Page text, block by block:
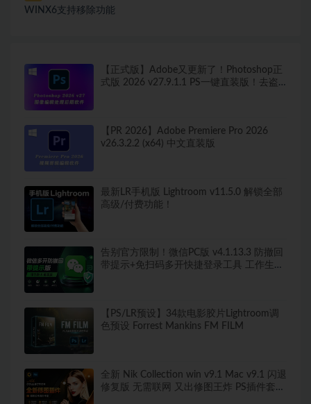
WINX6支持移除功能
【正式版】Adobe又更新了！Photoshop正
式版 2026 v27.9.1.1 PS一键直装版！去盗
【PR 2026】Adobe Premiere Pro 2026
v26.3.2.2 (x64) 中文直装版
最新LR手机版 Lightroom v11.5.0 解锁全部
高级/付费功能！
告别官方限制！微信PC版 v4.1.13.3 防撤回
带提示+免扫码多开快捷登录工具 工作生活
【PS/LR预设】34款电影胶片Lightroom调
色预设 Forrest Mankins FM FILM
全新 Nik Collection win v9.1 Mac v9.1 闪退
修复版 无需联网 又出修图王炸 PS插件套装